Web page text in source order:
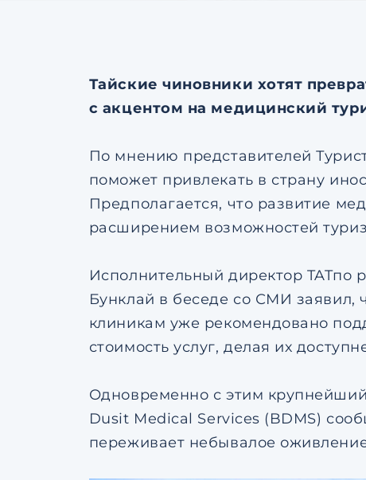
Тайские чиновники хотят
с акцентом на медицинский
По мнению представителей
поможет привлекать в страну
Предполагается, что развитие
расширением возможностей
Исполнительный директор TATпо
Бунклай в беседе со СМИ заявил,
клиникам уже рекомендовано
стоимость услуг, делая их
Одновременно с этим
Dusit Medical Services (BDMS)
переживает небывалое